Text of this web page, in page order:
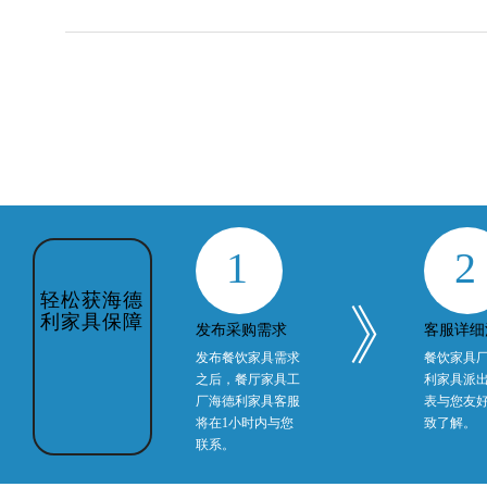
轻松获海德
利家具保障
1
发布采购需求
发布餐饮家具需求
之后，餐厅家具工
厂海德利家具客服
将在1小时内与您
联系。
》
2
客服详
餐饮家具
利家具派
表与您友
致了解。